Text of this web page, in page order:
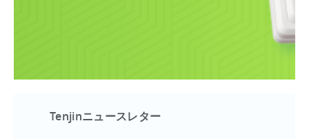
Tenjinニュースレター